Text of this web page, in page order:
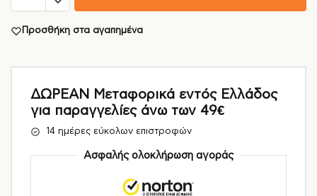
Προσθήκη στα αγαπημένα
ΔΩΡΕΑΝ Μεταφορικά εντός Ελλάδος
για παραγγελίες άνω των 49€
14 ημέρες εύκολων επιστροφών
Ασφαλής ολοκλήρωση αγοράς